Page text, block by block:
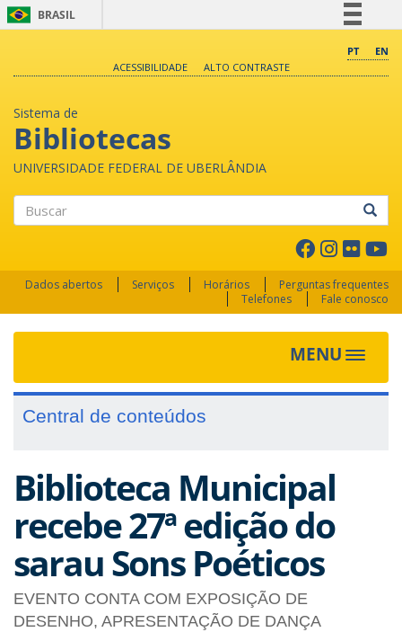
BRASIL
Comunica BR
PT
EN
ACESSIBILIDADE
ALTO CONTRASTE
Sistema de
Bibliotecas
UNIVERSIDADE FEDERAL DE UBERLÂNDIA
Dados abertos Serviços Horários
Perguntas frequentes
Telefones
Fale conosco
MENU Toggle
Central de conteúdos
Biblioteca Municipal
recebe 27ª edição do
sarau Sons Poéticos
EVENTO CONTA COM EXPOSIÇÃO DE
DESENHO, APRESENTAÇÃO DE DANÇA